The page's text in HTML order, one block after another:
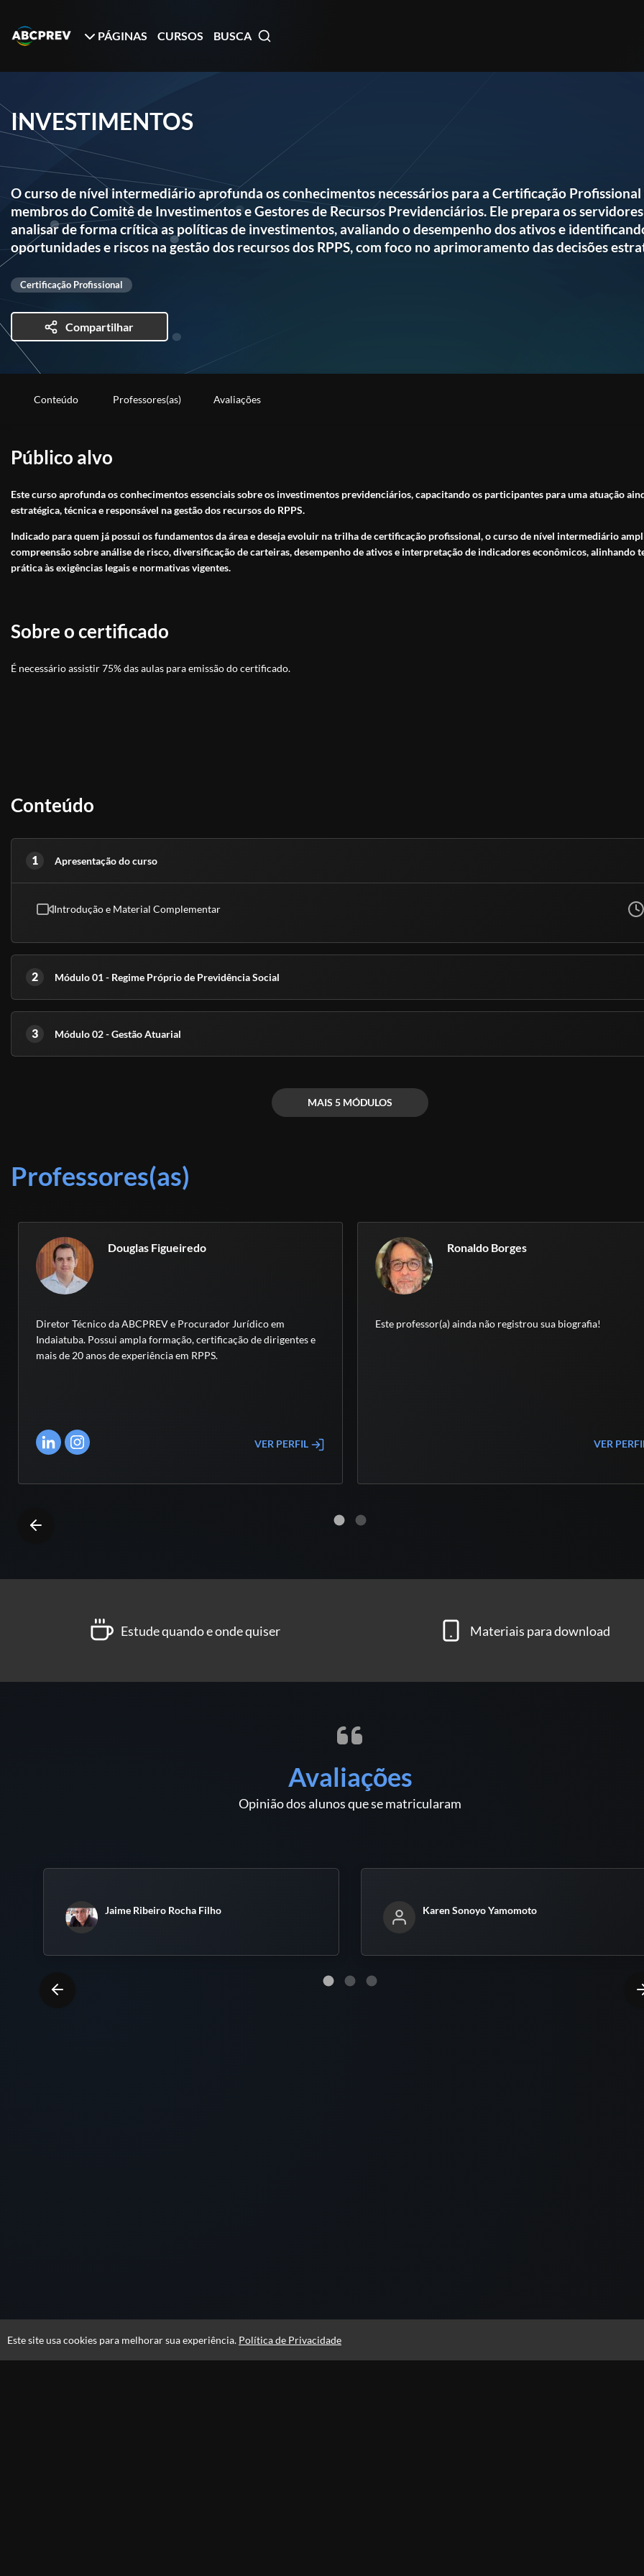
PÁGINAS CURSOS BUSCA
INVESTIMENTOS
O curso de nível intermediário aprofunda os conhecimentos necessários para a Certificação Profissional
membros do Comitê de Investimentos e Gestores de Recursos Previdenciários. Ele prepara os
analisar de forma crítica as políticas de investimentos, avaliando o desempenho dos ativos e
oportunidades e riscos na gestão dos recursos dos RPPS, com foco no aprimoramento das decisões
Certificação Profissional
Compartilhar
Conteúdo Professores(as) Avaliações
Público alvo
Este curso aprofunda os conhecimentos essenciais sobre os investimentos previdenciários, capacitando os participantes para uma atuação
estratégica, técnica e responsável na gestão dos recursos do RPPS.
Indicado para quem já possui os fundamentos da área e deseja evoluir na trilha de certificação profissional, o curso de nível intermediário
compreensão sobre análise de risco, diversificação de carteiras, desempenho de ativos e interpretação de indicadores econômicos, alinhando
prática às exigências legais e normativas vigentes.
Sobre o certificado
É necessário assistir 75% das aulas para emissão do certificado.
Conteúdo
1 Apresentação do curso
Introdução e Material Complementar
2 Módulo 01 - Regime Próprio de Previdência Social
3 Módulo 02 - Gestão Atuarial
MAIS 5 MÓDULOS
Professores(as)
Douglas Figueiredo
Diretor Técnico da ABCPREV e Procurador Jurídico em
Indaiatuba. Possui ampla formação, certificação de dirigentes e
mais de 20 anos de experiência em RPPS.
VER PERFIL
Ronaldo Borges
Este professor(a) ainda não registrou sua biografia!
VER
Estude quando e onde quiser Materiais para download
Avaliações
Opinião dos alunos que se matricularam
Jaime Ribeiro Rocha Filho Karen Sonoyo Yamomoto
Este site usa cookies para melhorar sua experiência. Política de Privacidade